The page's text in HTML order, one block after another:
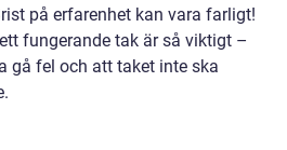
på erfarenhet kan vara farligt!
fungerande tak är så viktigt –
gå fel och att taket inte ska